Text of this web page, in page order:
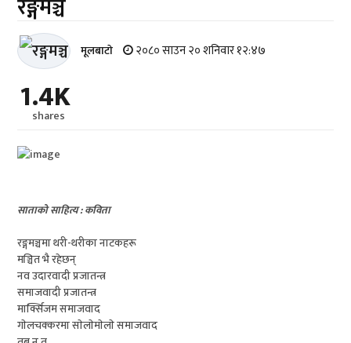
रङ्गमञ्च
मूलबाटाे २०८० साउन २० शनिवार १२:४७
1.4K
shares
साताको साहित्य : कविता
रङ्गमञ्चमा थरी-थरीका नाटकहरू
मञ्चित भै रहेछन्
नव उदारवादी प्रजातन्त्र
समाजवादी प्रजातन्त्र
मार्क्सिजम समाजवाद
गाेलचक्करमा साेलाेमाेलाे समाजवाद